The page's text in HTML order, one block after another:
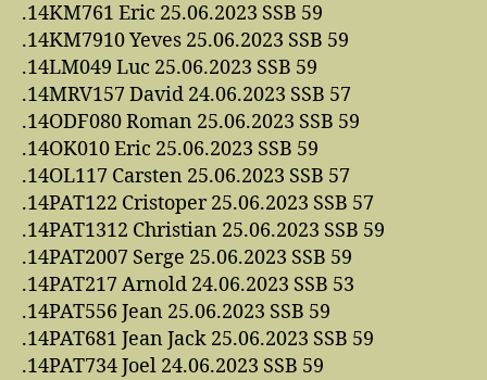
.14KM761 Eric 25.06.2023 SSB 59
.14KM7910 Yeves 25.06.2023 SSB 59
.14LM049 Luc 25.06.2023 SSB 59
.14MRV157 David 24.06.2023 SSB 57
.14ODF080 Roman 25.06.2023 SSB 59
.14OK010 Eric 25.06.2023 SSB 59
.14OL117 Carsten 25.06.2023 SSB 57
.14PAT122 Cristoper 25.06.2023 SSB 57
.14PAT1312 Christian 25.06.2023 SSB 59
.14PAT2007 Serge 25.06.2023 SSB 59
.14PAT217 Arnold 24.06.2023 SSB 53
.14PAT556 Jean 25.06.2023 SSB 59
.14PAT681 Jean Jack 25.06.2023 SSB 59
.14PAT734 Joel 24.06.2023 SSB 59